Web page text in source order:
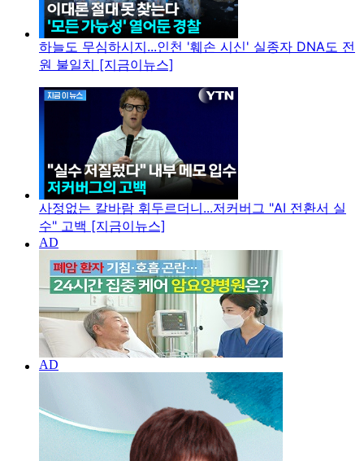
하늘도 무심하시지...인천 '훼손 시신' 실종자 DNA도 전
원 불일치 [지금이뉴스]
사정없는 칼바람 휘두르더니...저커버그 "AI 전환서 실
수" 고백 [지금이뉴스]